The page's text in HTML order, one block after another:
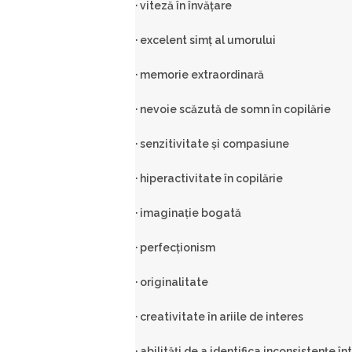
· viteză în învăţare
· excelent simţ al umorului
· memorie extraordinară
· nevoie scăzută de somn în copilărie
· senzitivitate şi compasiune
· hiperactivitate în copilărie
· imaginaţie bogată
· perfecţionism
· originalitate
· creativitate în ariile de interes